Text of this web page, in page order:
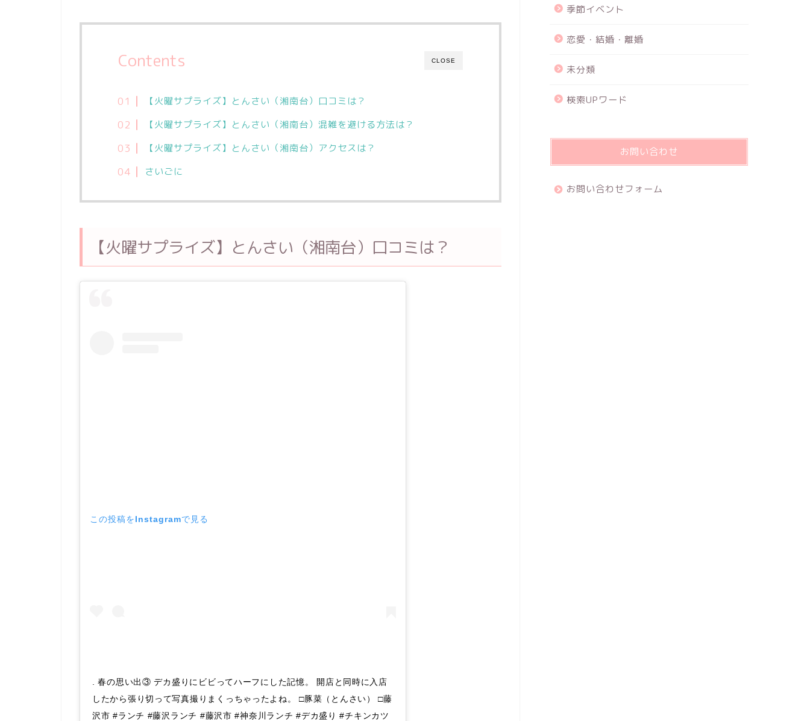
CLOSE
Contents
【火曜サプライズ】とんさい（湘南台）口コミは？
【火曜サプライズ】とんさい（湘南台）混雑を避ける方法は？
【火曜サプライズ】とんさい（湘南台）アクセスは？
さいごに
【火曜サプライズ】とんさい（湘南台）口コミは？
この投稿をInstagramで見る
. 春の思い出③ デカ盛りにビビってハーフにした記憶。 開店と同時に入店
したから張り切って写真撮りまくっちゃったよね。 □豚菜（とんさい） □藤
沢市 #ランチ #藤沢ランチ #藤沢市 #神奈川ランチ #デカ盛り #チキンカツ
季節イベント
恋愛・結婚・離婚
未分類
検索UPワード
お問い合わせ
お問い合わせフォーム